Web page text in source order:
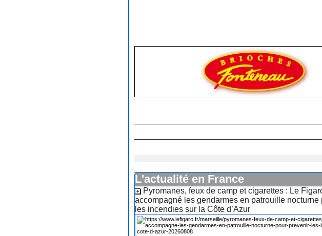
L'actualité en France
Pyromanes, feux de camp et cigarettes : Le
accompagné les gendarmes en patrouille nocturne
les incendies sur la Côte d’Azur